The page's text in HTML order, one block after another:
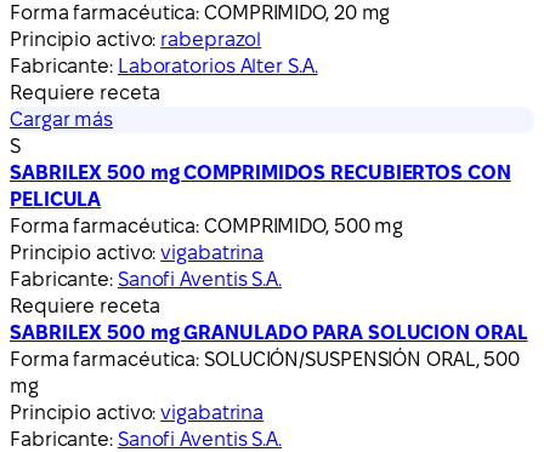
Forma farmacéutica: COMPRIMIDO, 20 mg
Principio activo: rabeprazol
Fabricante: Laboratorios Alter S.A.
Requiere receta
Cargar más
S
SABRILEX 500 mg COMPRIMIDOS RECUBIERTOS CON
PELICULA
Forma farmacéutica: COMPRIMIDO, 500 mg
Principio activo:vigabatrina
Fabricante: Sanofi Aventis S.A.
Requiere receta
SABRILEX 500 mg GRANULADO PARA SOLUCION ORAL
Forma farmacéutica: SOLUCIÓN/SUSPENSIÓN ORAL, 500
mg
Principio activo:vigabatrina
Fabricante: Sanofi Aventis S.A.